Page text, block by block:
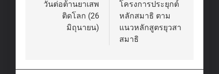
navigation
วันต่อต้านยาเสพ
ติดโลก (26
มิถุนายน)
โครงการประยุกต์
หลักสมาธิ ตาม
แนวหลักสูตรยุวสา
สมาธิ